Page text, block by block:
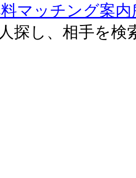
マッチング案内
探し、相手を